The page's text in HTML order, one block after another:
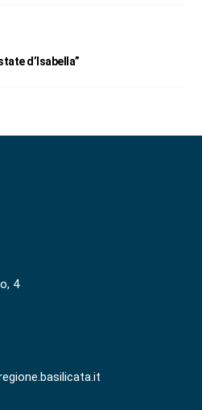
d’Isabella”
4